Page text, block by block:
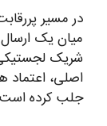
در مسیر
میان یک
شریک
اصلی، اعتماد
جلب کرده